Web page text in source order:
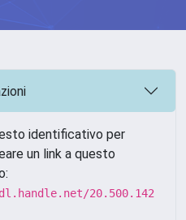
identificativo per
un link a questo
20.500.142